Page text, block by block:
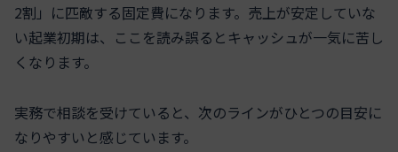
2割」に匹敵する固定費になります。売上が安定していな
い起業初期は、ここを読み誤るとキャッシュが一気に苦し
くなります。
実務で相談を受けていると、次のラインがひとつの目安に
なりやすいと感じています。